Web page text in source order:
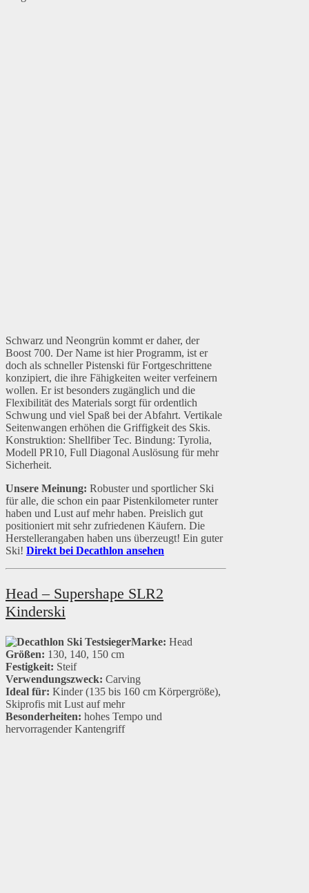
Schwarz und Neongrün kommt er daher, der
Boost 700. Der Name ist hier Programm, ist er
doch als schneller Pistenski für Fortgeschrittene
konzipiert, die ihre Fähigkeiten weiter verfeinern
wollen. Er ist besonders zugänglich und die
Flexibilität des Materials sorgt für ordentlich
Schwung und viel Spaß bei der Abfahrt. Vertikale
Seitenwangen erhöhen die Griffigkeit des Skis.
Konstruktion: Shellfiber Tec. Bindung: Tyrolia,
Modell PR10, Full Diagonal Auslösung für mehr
Sicherheit.
Unsere Meinung: Robuster und sportlicher Ski
für alle, die schon ein paar Pistenkilometer runter
haben und Lust auf mehr haben. Preislich gut
positioniert mit sehr zufriedenen Käufern. Die
Herstellerangaben haben uns überzeugt! Ein guter
Ski! Direkt bei Decathlon ansehen
Head – Supershape SLR2
Kinderski
Marke: Head
Größen: 130, 140, 150 cm
Festigkeit: Steif
Verwendungszweck: Carving
Ideal für: Kinder (135 bis 160 cm Körpergröße),
Skiprofis mit Lust auf mehr
Besonderheiten: hohes Tempo und
hervorragender Kantengriff